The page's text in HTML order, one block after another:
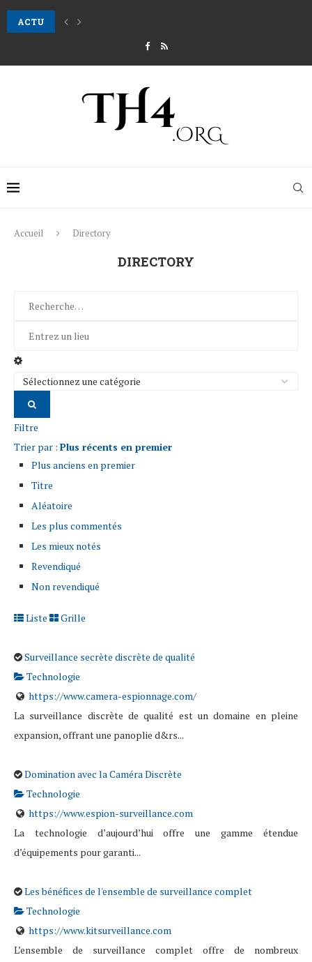
ACTU
Comment nettoyer les premiers cheveux fins d’un bébé ?
Accueil Directory
DIRECTORY
Filtre
Trier par : Plus récents en premier
Plus anciens en premier
Titre
Aléatoire
Les plus commentés
Les mieux notés
Revendiqué
Non revendiqué
Liste Grille
Surveillance secrète discrète de qualité
Technologie
https://www.camera-espionnage.com/
La surveillance discrète de qualité est un domaine en pleine
expansion, offrant une panoplie d&rs...
Domination avec la Caméra Discrète
Technologie
https://www.espion-surveillance.com
La technologie d’aujourd’hui offre une gamme étendue
d’équipements pour garanti...
Les bénéfices de l'ensemble de surveillance complet
Technologie
https://www.kitsurveillance.com
L’ensemble de surveillance complet offre de nombreux